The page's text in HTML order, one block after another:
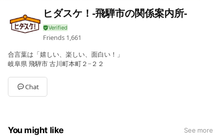
ヒダスケ！-飛騨市の関係案内所-
Friends 1,661
合言葉は「嬉しい、楽しい、面白い！」
岐阜県 飛騨市 古川町本町２−２２
Chat
You might like See more